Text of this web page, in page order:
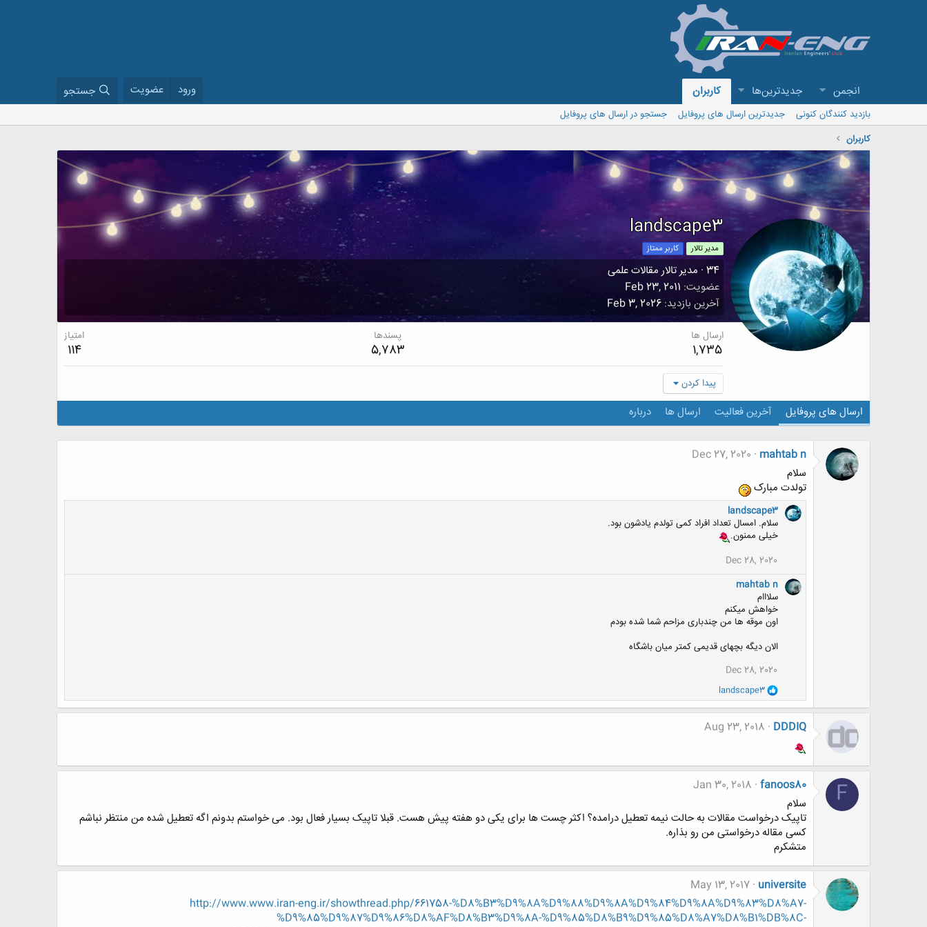
انجمن جدیدترین‌ها کاربران ورود عضویت جستجو
بازدید کنندگان کنونی جدیدترین ارسال های پروفایل
جستجو در ارسال های پروفایل
کاربران
landscape3
مدیر تالار کاربر ممتاز
مدیر تالار مقالات علمی · 34
عضویت Feb 23, 2011
آخرین بازدید Feb 3, 2026
ارسال ها
1,735
پسندها
5,783
امتیاز
114
پیدا کردن
ارسال های پروفایل آخرین فعالیت ارسال ها درباره
mahtab n
Dec 27, 2020
سلام
تولدت مبارک
landscape3
سلام. امسال تعداد افراد کمی تولدم یادشون بود.
خیلی ممنون.
Dec 28, 2020
mahtab n
سلااام
خواهش میکنم
اون موقه ها من چندباری مزاحم شما شده بودم
الان دیگه بچهای قدیمی کمتر میان باشگاه
Dec 28, 2020
و
ا
ک
ش
:
landscape3
DDDIQ
Aug 23, 2018
F
fanoos80
Jan 30, 2018
سلام
تاپیک درخواست مقالات به حالت نیمه تعطیل درامده؟ اکثر چست ها برای یکی دو هفته پیش هست. قبلا تاپیک بسیار فعال بود. می خواستم بدونم اگه تعطیل شده من منتظر نباشم
کسی مقاله درخواستی من رو بذاره.
متشکرم
universite
May 13, 2017
http://www.www.iran-eng.ir/showthread.php/661758-%D8%B3%D9%8A%D9%88%D9%8A%D9%84%D9%8A%D9%83%D8%A7-
%D9%85%D9%87%D9%86%D8%AF%D8%B3%D9%8A-%D9%85%D8%B9%D9%85%D8%A7%D8%B1%DB%8C-